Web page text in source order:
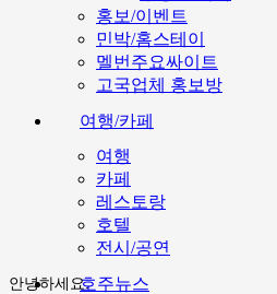
홍보/이벤트
민박/홈스테이
멜번주요싸이트
고국업체 홍보방
여행/카페
여행
카페
레스토랑
호텔
전시/공연
호주뉴스
안녕하세요.